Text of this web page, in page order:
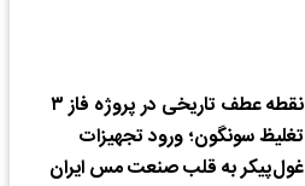
نقطه عطف تاریخی در پروژه فاز ۳
تغلیظ سونگون؛ ورود تجهیزات
غول‌پیکر به قلب صنعت مس ایران